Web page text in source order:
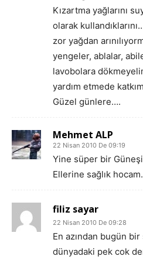
Kızartma yağlarını
olarak
zor yağdan
yengeler, ablalar,
lavobolara
yardım etmede
Güzel günlere….
Mehmet ALP
22 Nisan 2010 De 09:19
Yine süper bir
Ellerine sağlık hocam.
filiz sayar
22 Nisan 2010 De 09:28
En azından bugün
dünyadaki pek cok